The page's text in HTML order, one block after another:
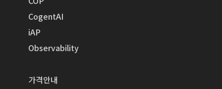
CogentAI
iAP
Observability
가격안내